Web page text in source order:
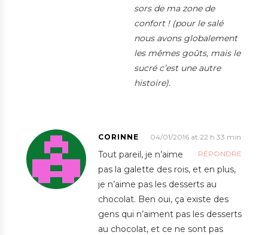
sors de ma zone de
confort ! (pour le salé
nous avons globalement
les mêmes goûts, mais le
sucré c’est une autre
histoire).
CORINNE
04/01/2016 at 22 h 33 min
RÉPONDRE
Tout pareil, je n’aime
pas la galette des rois, et en plus,
je n’aime pas les desserts au
chocolat. Ben oui, ça existe des
gens qui n’aiment pas les desserts
au chocolat, et ce ne sont pas